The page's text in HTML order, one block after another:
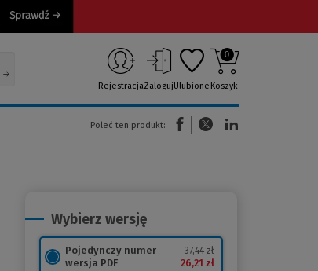
RejestracjaZalogujUlubione
0
Koszyk
Poleć ten produkt:
(Nowe okno)(Link do innej strony)
Wybierz wersję
Pojedynczy numer
wersja PDF
37,44 zł
26,21 zł